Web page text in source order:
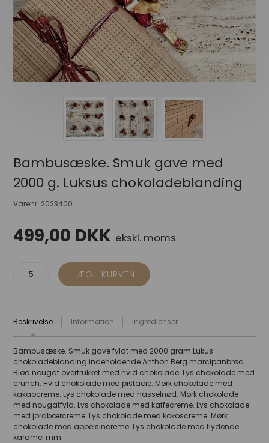
Bambusæske. Smuk gave med
2000 g. Luksus chokoladeblanding
Varenr. 2023400
499,00 DKK ekskl. moms
Beskrivelse Information Ingredienser
Bambusæske. Smuk gave fyldt med 2000 gram Lukus
chokoladeblanding indeholdende Anthon Berg marcipanbrød.
Blød nougat overtrukket med hvid chokolade. Lys chokolade med
crunch. Hvid chokolade med pistacie. Mørk chokolade med
kakaocreme. Lys chokolade med hasselnød. Mørk chokolade
med nougatfyld. Lys chokolade med kaffecreme. Lys chokolade
med jordbærcreme. Lys chokolade med kokoscreme. Mørk
chokolade med appelsincreme. Lys chokolade med flydende
karamel mm.